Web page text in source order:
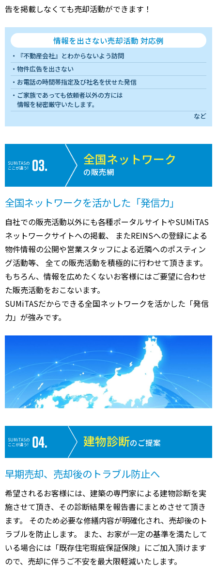
告を掲載しなくても売却活動ができます！
情報を出さない売却活動 対応例
『不動産会社』とわからないよう訪問
物件広告を出さない
お電話の時間帯指定及び社名を伏せた発信
ご家族であっても依頼者以外の方には
情報を秘密厳守いたします。
など
SUMiTASの
ここが違う!
全国ネットワーク
の販売網
全国ネットワークを活かした「発信力」
自社での販売活動以外にも各種ポータルサイトやSUMiTAS
ネットワークサイトへの掲載、 またREINSへの登録による
物件情報の公開や営業スタッフによる近隣へのポスティン
グ活動等、 全ての販売活動を積極的に行わせて頂きます。
もちろん、情報を広めたくないお客様にはご要望に合わせ
た販売活動をおこないます。
SUMiTASだからできる全国ネットワークを活かした「発信
力」が強みです。
SUMiTASの
ここが違う!
建物診断のご提案
早期売却、売却後のトラブル防止へ
希望されるお客様には、建築の専門家による建物診断を実
施させて頂き、その診断結果を報告書にまとめさせて頂き
ます。 そのため必要な修繕内容が明確化され、売却後のト
ラブルを防止します。 また、お家が一定の基準を満たして
いる場合には「既存住宅瑕疵保証保険」にご加入頂けます
ので、売却に伴うご不安を最大限軽減いたします。